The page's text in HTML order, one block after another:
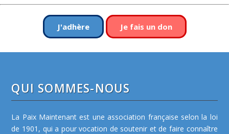
J'adhère Je fais un don
QUI SOMMES-NOUS
La Paix Maintenant est une association française selon la loi
de 1901, qui a pour vocation de soutenir et de faire connaître